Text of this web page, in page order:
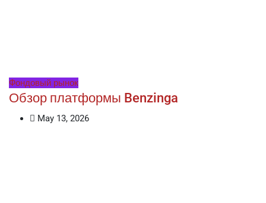
Фондовый рынок
Обзор платформы Benzinga
May 13, 2026